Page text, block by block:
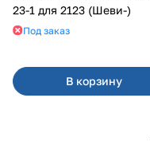
23-1 для 2123 (Шеви-)
Под заказ
В корзину